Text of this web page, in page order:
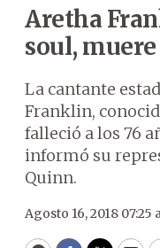
Aretha
soul, muere
La cantante
Franklin,
falleció a los 76
informó su
Quinn.
Agosto 16, 2018 07:25